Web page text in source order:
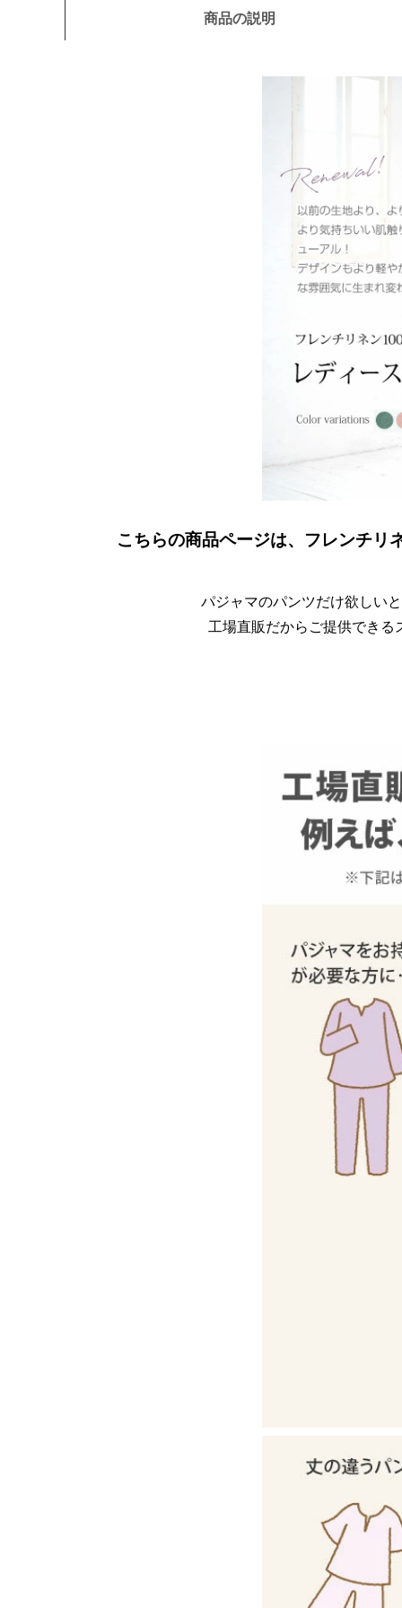
商品の説明
こちらの商品ページは、フレンチリ
パジャマのパンツだけ欲しい
工場直販だからご提供でき